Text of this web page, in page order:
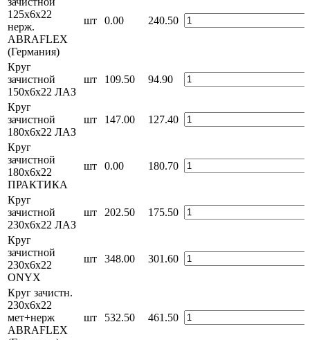
125х6х22
нерж.
ABRAFLEX
(Германия)
шт 0.00 240.50
Круг
зачистной
150х6х22 ЛАЗ
шт 109.50 94.90
Круг
зачистной
180х6х22 ЛАЗ
шт 147.00 127.40
Круг
зачистной
180х6х22
ПРАКТИКА
шт 0.00 180.70
Круг
зачистной
230х6х22 ЛАЗ
шт 202.50 175.50
Круг
зачистной
230х6х22
ONYX
шт 348.00 301.60
Круг зачистн.
230х6х22
мет+нерж
ABRAFLEX
шт 532.50 461.50